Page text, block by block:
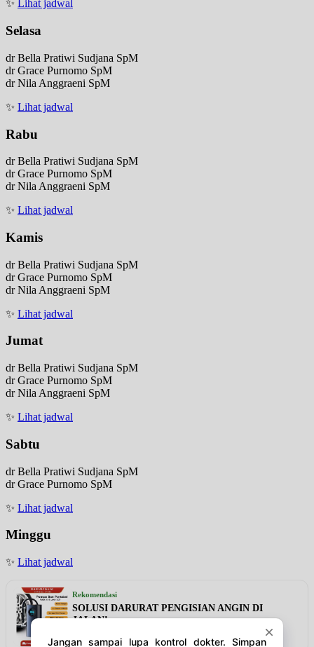
✨ Lihat jadwal
Selasa
dr Bella Pratiwi Sudjana SpM
dr Grace Purnomo SpM
dr Nila Anggraeni SpM
✨ Lihat jadwal
Rabu
dr Bella Pratiwi Sudjana SpM
dr Grace Purnomo SpM
dr Nila Anggraeni SpM
✨ Lihat jadwal
Kamis
dr Bella Pratiwi Sudjana SpM
dr Grace Purnomo SpM
dr Nila Anggraeni SpM
✨ Lihat jadwal
Jumat
dr Bella Pratiwi Sudjana SpM
dr Grace Purnomo SpM
dr Nila Anggraeni SpM
✨ Lihat jadwal
Sabtu
dr Bella Pratiwi Sudjana SpM
dr Grace Purnomo SpM
✨ Lihat jadwal
Minggu
✨ Lihat jadwal
Rekomendasi
SOLUSI DARURAT PENGISIAN ANGIN DI
JALAN!